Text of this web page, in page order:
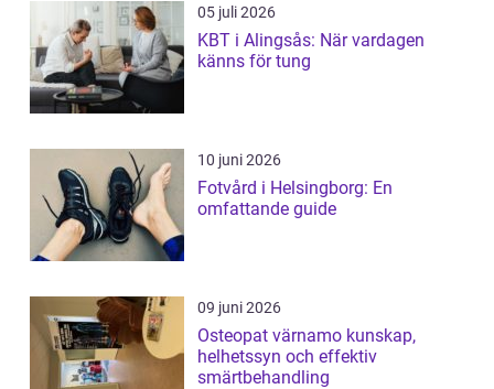
05 juli 2026
KBT i Alingsås: När vardagen
känns för tung
10 juni 2026
Fotvård i Helsingborg: En
omfattande guide
09 juni 2026
Osteopat värnamo kunskap,
helhetssyn och effektiv
smärtbehandling